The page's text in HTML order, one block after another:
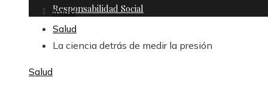
Responsabilidad Social
Inicio
Salud
La ciencia detrás de medir la presión
Salud